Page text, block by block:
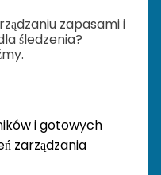
zapasami i
śledzenia?
i gotowych
zarządzania